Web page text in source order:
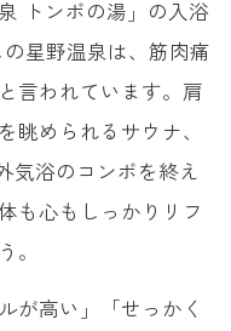
トンボの湯」の入浴
星野温泉は、筋肉痛
言われています。肩
眺められるサウナ、
気浴のコンボを終え
も心もしっかりリフ
。
が高い」「せっかく